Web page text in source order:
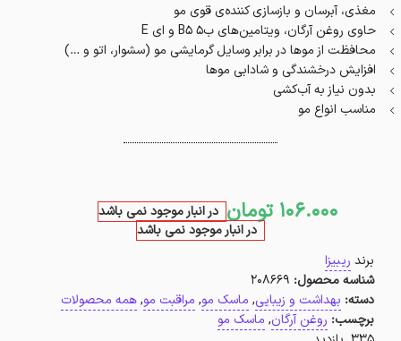
مغذی، آبرسان و بازسازی کننده‌ی قوی مو
حاوی روغن آرگان، ویتامین‌های ب۵ B5 و ای E
محافظت از موها در برابر وسایل گرمایشی مو (سشوار، اتو و …)
افزایش درخشندگی و شادابی موها
بدون نیاز به آب‌کشی
مناسب انواع مو
106.000 تومان در انبار موجود نمی باشد
در انبار موجود نمی باشد
برند ریبیزا
شناسه محصول: 208669
دسته: بهداشت و زیبایی, ماسک مو, مراقبت مو,همه محصولات
برچسب: روغن آرگان, ماسک مو